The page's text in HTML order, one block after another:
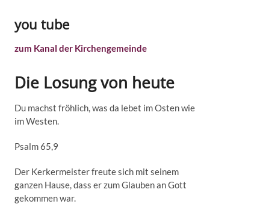
you tube
zum Kanal der Kirchengemeinde
Die Losung von heute
Du machst fröhlich, was da lebet im Osten wie
im Westen.
Psalm 65,9
Der Kerkermeister freute sich mit seinem
ganzen Hause, dass er zum Glauben an Gott
gekommen war.